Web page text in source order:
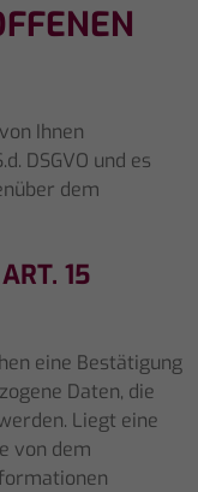
Ihnen
DSGVO und es
dem
15
eine Bestätigung
Daten, die
Liegt eine
von dem